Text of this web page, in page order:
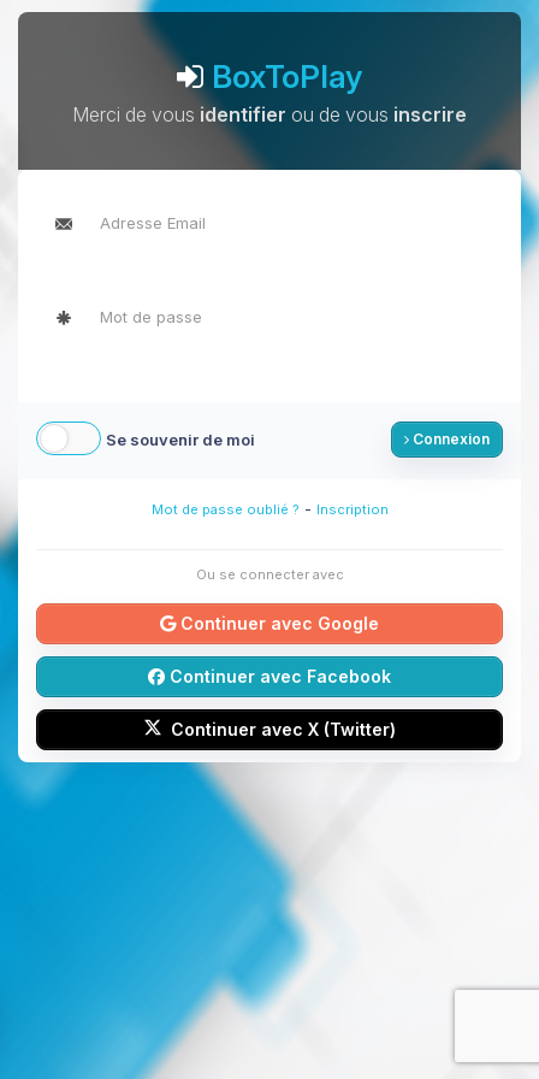
BoxToPlay
Merci de vous identifier ou de vous inscrire
Se souvenir de moi Connexion
Mot de passe oublié ? - Inscription
Ou se connecter avec
Continuer avec Google
Continuer avec Facebook
Continuer avec X (Twitter)